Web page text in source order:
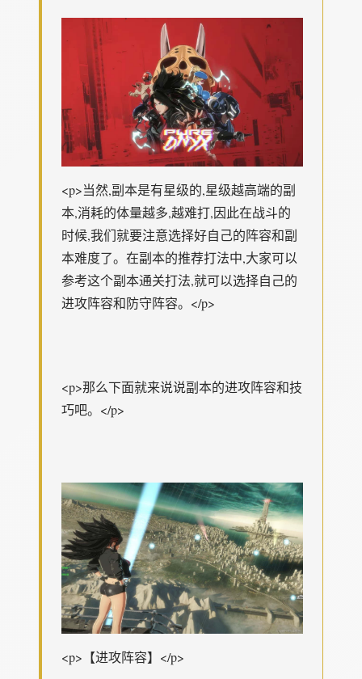
<p>当然,副本是有星级的,星级越高端的副
本,消耗的体量越多,越难打,因此在战斗的
时候,我们就要注意选择好自己的阵容和副
本难度了。在副本的推荐打法中,大家可以
参考这个副本通关打法,就可以选择自己的
进攻阵容和防守阵容。</p>
<p>那么下面就来说说副本的进攻阵容和技
巧吧。</p>
<p>【进攻阵容】</p>